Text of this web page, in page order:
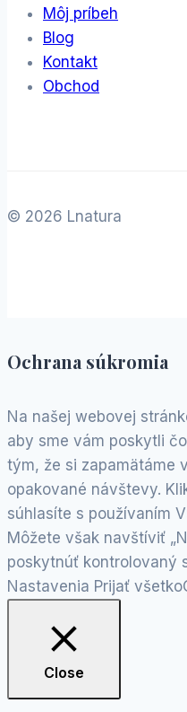
Môj príbeh
Blog
Kontakt
Obchod
© 2026 Lnatura
Ochrana súkromia
Na našej webovej
aby sme vám poskytli
tým, že si zapamätáme
opakované návštevy.
súhlasíte s používaním
Môžete však navštíviť
poskytnúť kontrolovaný
Nastavenia Prijať všetko
Close